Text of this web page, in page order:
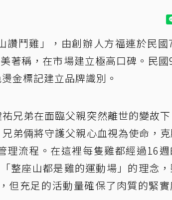
讚鬥雞」，由創辦人方福連於民國
著稱，在市場建立極高口碑。民國
金標記建立品牌識別。
兄弟在面臨父親突然離世的變故
弟倆將守護父親心血視為使命，
理流程。在這裡每隻雞都經過16週
整座山都是雞的運動場」的理念
但充足的活動量確保了肉質的緊實